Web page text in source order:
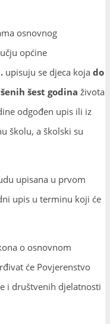
osnovnog
općine
upisuju se djeca koja do
šest godina života
odgođen upis ili iz
školu, a školski su
upisana u prvom
upis u terminu koji će
o osnovnom
će Povjerenstvo
i društvenih djelatnosti